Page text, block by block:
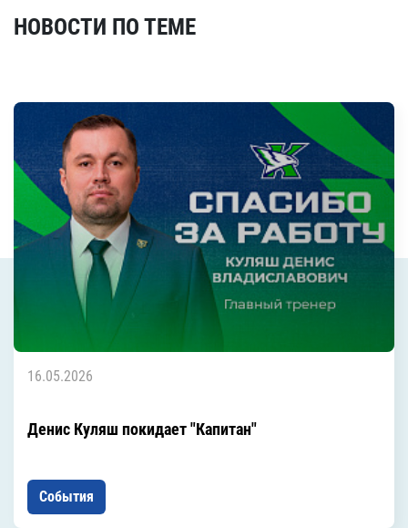
НОВОСТИ ПО ТЕМЕ
16.05.2026
Денис Куляш покидает "Капитан"
События